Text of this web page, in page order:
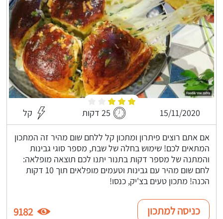
15/11/2020 25 דקות קל
אם אתם רוצים פיתרון ומתכון קל ללחם שום מהיר זה המתכון
המתאים לכם! שימוש בחלה של שבת, מספר סוגי גבינות
והמתנה של מספר דקות בתנור יתנו לכם תוצאה מופלאה:
לחם שום מהיר עם גבינות וטעמים מופלאים תוך 10 דקות
הכנה! מתכון טעים בצ'יק, כנסו!
כניסה למתכון 9182